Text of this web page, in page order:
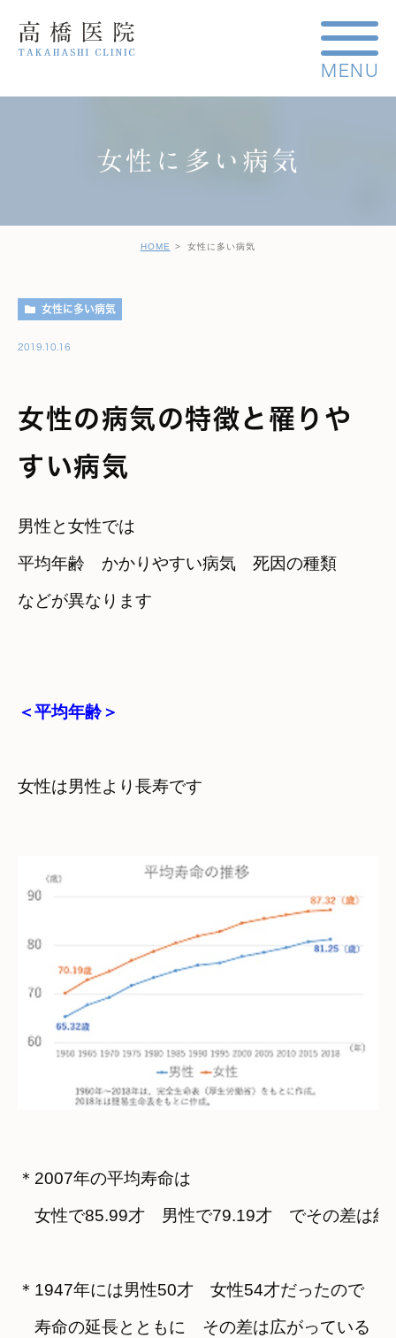
女性に多い病気
HOME 女性に多い病気
女性に多い病気
2019.10.16
女性の病気の特徴と罹りや
すい病気
男性と女性では
平均年齢　かかりやすい病気　死因の種類
などが異なります
＜平均年齢＞
女性は男性より長寿です
＊2007年の平均寿命は
女性で85.99才　男性で79.19才　でその差は約
＊1947年には男性50才　女性54才だったので
寿命の延長とともに　その差は広がっている